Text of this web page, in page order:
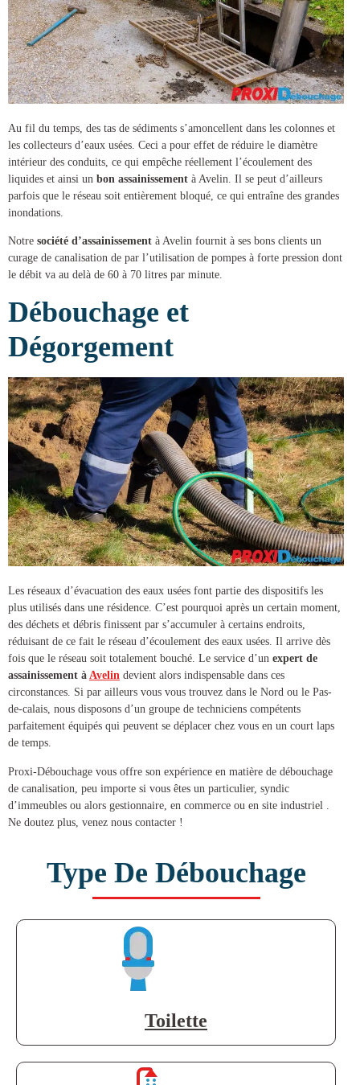
Au fil du temps, des tas de sédiments s’amoncellent dans les colonnes et
les collecteurs d’eaux usées. Ceci a pour effet de réduire le diamètre
intérieur des conduits, ce qui empêche réellement l’écoulement des
liquides et ainsi un bon assainissement à Avelin . Il se peut d’ailleurs
parfois que le réseau soit entièrement bloqué, ce qui entraîne des grandes
inondations.
Notre société d’assainissement à Avelin fournit à ses bons clients un
curage de canalisation de par l’utilisation de pompes à forte pression dont
le débit va au delà de 60 à 70 litres par minute.
Débouchage et
Dégorgement
Les réseaux d’évacuation des eaux usées font partie des dispositifs les
plus utilisés dans une résidence. C’est pourquoi après un certain moment,
des déchets et débris finissent par s’accumuler à certains endroits,
réduisant de ce fait le réseau d’écoulement des eaux usées. Il arrive dès
fois que le réseau soit totalement bouché. Le service d’un expert de
assainissement à Avelin devient alors indispensable dans ces
circonstances. Si par ailleurs vous vous trouvez dans le Nord ou le Pas-
de-calais, nous disposons d’un groupe de techniciens compétents
parfaitement équipés qui peuvent se déplacer chez vous en un court laps
de temps.
Proxi-Débouchage vous offre son expérience en matière de débouchage
de canalisation , peu importe si vous êtes un particulier, syndic
d’immeubles ou alors gestionnaire, en commerce ou en site industriel .
Ne doutez plus, venez nous contacter !
Type De Débouchage
Toilette